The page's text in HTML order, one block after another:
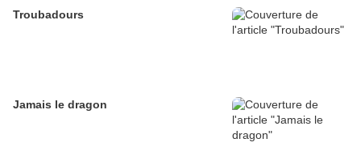
Troubadours
Jamais le dragon